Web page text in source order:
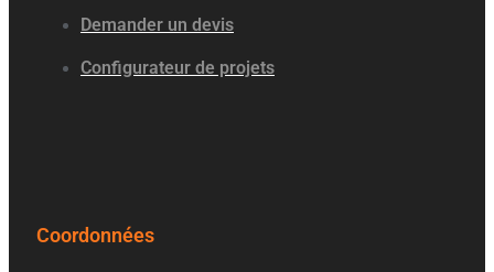
Demander un devis
Configurateur de projets
Coordonnées